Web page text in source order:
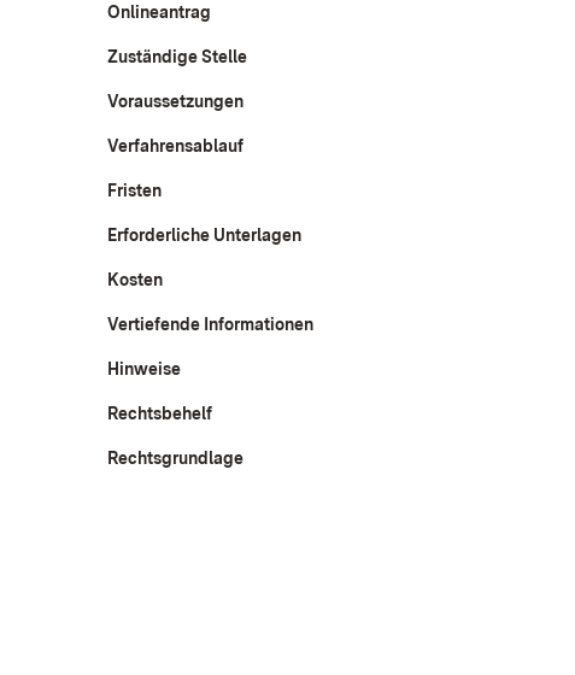
Onlineantrag
Zuständige Stelle
Voraussetzungen
Verfahrensablauf
Fristen
Erforderliche Unterlagen
Kosten
Vertiefende Informationen
Hinweise
Rechtsbehelf
Rechtsgrundlage